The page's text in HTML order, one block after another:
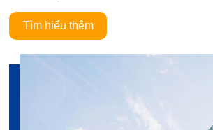
Tìm hiểu thêm